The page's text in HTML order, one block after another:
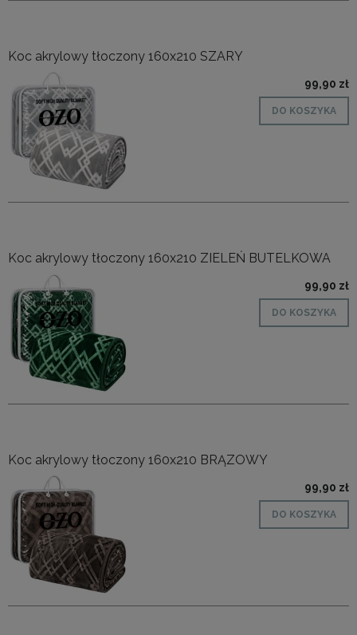
Koc akrylowy tłoczony 160x210 SZARY
99,90 zł
DO KOSZYKA
Koc akrylowy tłoczony 160x210 ZIELEŃ BUTELKOWA
99,90 zł
DO KOSZYKA
Koc akrylowy tłoczony 160x210 BRĄZOWY
99,90 zł
DO KOSZYKA